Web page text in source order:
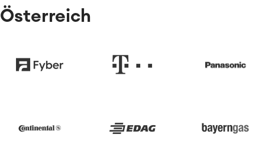
Österreich